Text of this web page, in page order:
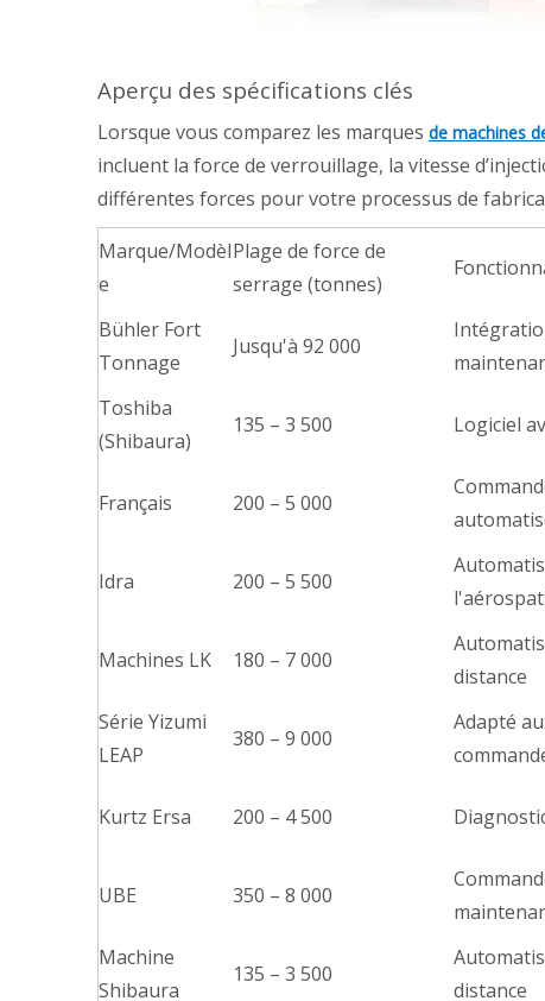
Aperçu des spécifications clés
Lorsque vous comparez les marques de machines
incluent la force de verrouillage, la vitesse
différentes forces pour votre processus de
Marque/Modèl
e
Plage de force de
serrage (tonnes)
Bühler Fort
Tonnage
Jusqu'à 92 000
Toshiba
(Shibaura)
135 – 3 500 Logiciel
Français 200 – 5 000
Idra 200 – 5 500
Machines LK 180 – 7 000
distance
Série Yizumi
LEAP
380 – 9 000
Adapté
Kurtz Ersa 200 – 4 500
UBE 350 – 8 000
Machine
Shibaura
135 – 3 500
distance